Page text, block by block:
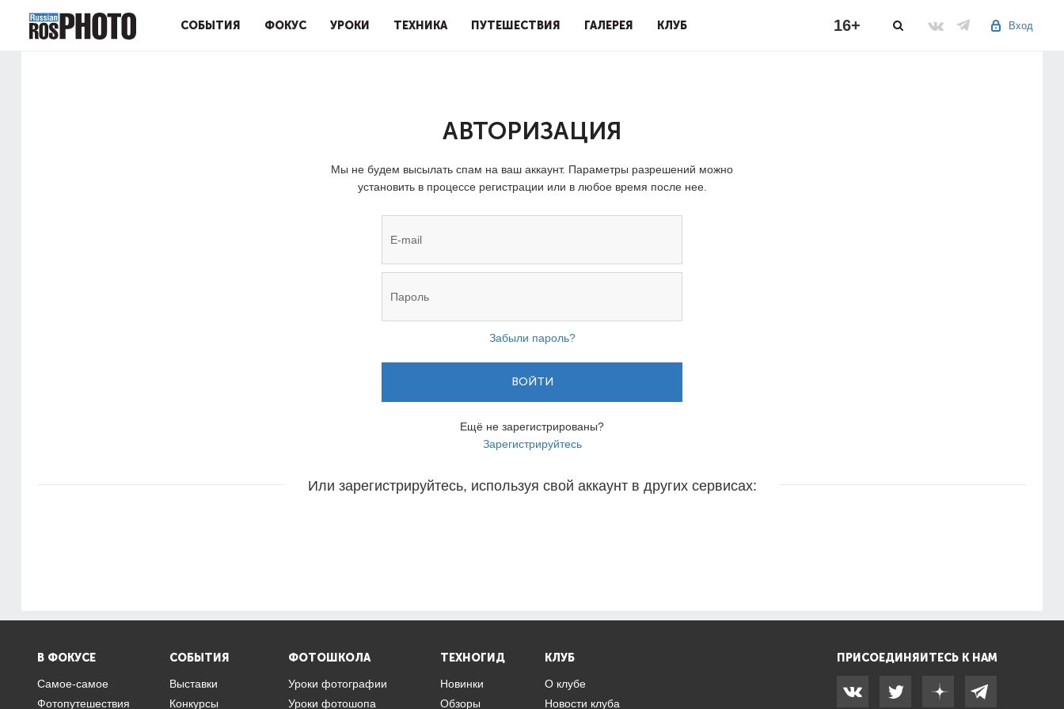
СОБЫТИЯ ФОКУС УРОКИ ТЕХНИКА ПУТЕШЕСТВИЯ ГАЛЕРЕЯ КЛУБ Вход
16+
АВТОРИЗАЦИЯ
Мы не будем высылать спам на ваш аккаунт. Параметры разрешений можно
установить в процессе регистрации или в любое время после нее.
Забыли пароль?
ВОЙТИ
Ещё не зарегистрированы?
Зарегистрируйтесь
Или зарегистрируйтесь, используя свой аккаунт в других сервисах:
В ФОКУСЕ
Самое-самое
Фотопутешествия
СОБЫТИЯ
Выставки
Конкурсы
ФОТОШКОЛА
Уроки фотографии
Уроки фотошопа
ТЕХНОГИД
Новинки
Обзоры
КЛУБ
О клубе
Новости клуба
ПРИСОЕДИНЯЙТЕСЬ К НАМ